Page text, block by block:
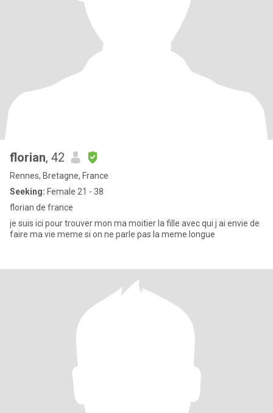
florian, 42
Rennes, Bretagne, France
Seeking: Female 21 - 38
florian de france
je suis ici pour trouver mon ma moitier la fille avec qui j ai envie de
faire ma vie meme si on ne parle pas la meme longue